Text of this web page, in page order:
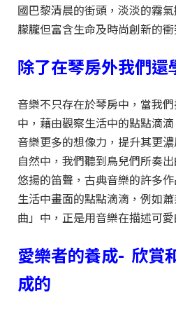
國巴黎清晨的街頭，淡淡的霧
朦朧但富含生命及時尚創新的衝
除了在琴房外我們還
音樂不只存在於琴房中，當我
中，藉由觀察生活中的點點滴
音樂更多的想像力，提升其更
自然中，我們聽到鳥兒們所奏
悠揚的笛聲，古典音樂的許多
生活中畫面的點點滴滴，例如
曲」中，正是用音樂在描述可
愛樂者的養成- 欣賞
成的